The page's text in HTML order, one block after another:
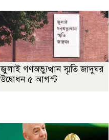
জুলাই গণঅভ্যুত্থান স্মৃতি জাদুঘর
উদ্বোধন ৫ আগস্ট